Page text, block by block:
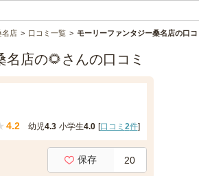
名店 口コミ一覧 モーリーファンタジー桑名店の口コ
名店の🌻さんの口コミ
4.2 幼児4.3 小学生4.0 [口コミ 2件]
保存 20